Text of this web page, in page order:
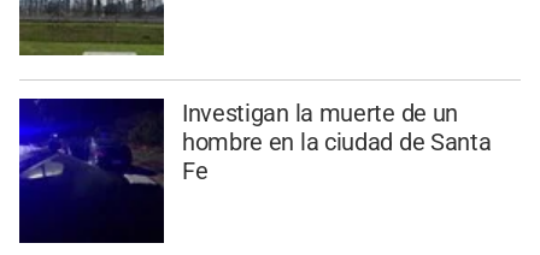
Investigan la muerte de un
hombre en la ciudad de Santa
Fe